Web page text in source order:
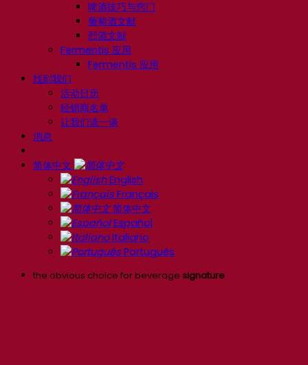
啤酒技巧与窍门
葡萄酒文献
烈酒文献
Fermentis 应用
Fermentis 应用
找到我们
活动日历
经销商名单
让我们谈一谈
消息
简体中文
English
Français
简体中文
Español
Italiano
Português
the obvious choice for beverage signature